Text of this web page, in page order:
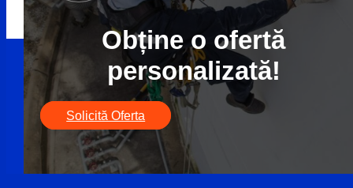
Obține o ofertă
personalizată!
Solicită Oferta